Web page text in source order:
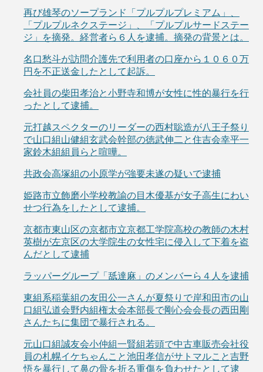
再び雄琴のソープランド「プルプルプレミアム」、
「プルプルネクステージ」、「プルプルサードステー
ジ」を摘発。経営者ら６人を逮捕。摘発の背景とは。
名口愁斗が訪問介護先で利用者の口座から１０６０万
円を不正送金したとして起訴。
会社員の柴田孝治と小野寺和博が女性に性的暴行を行
ったとして逮捕。
元打越スペクターのリーダーの西村聡造が八王子祭り
で山口組山健組玄武会幹部の徳武伸二と住吉会幸平一
家鈴木組組員らと喧嘩。
共政会高塚組の小原学が強要未遂の疑いで逮捕
姫路市立飾磨小学校教諭の目木優基が女子高生にわい
せつ行為をしたとして逮捕。
京都市東山区の京都市立京都工学院高校の教師の木村
英樹が左京区の大学院生の女性宅に侵入して下着を盗
んだとして逮捕
ラッパーグループ「舐達麻」のメンバーら４人を逮捕
東組系稲葉組の友田公一さんが夏祭りで岸和田市の山
口組弘道会野内組権太会本部長で剛心会会長の西田剛
さんたちに集団で暴行される。
元山口組誠友会小仲組一賢組若頭で中古車販売会社役
員の札幌イケちゃんこと池田孝信がサトマルこと吉野
悟を暴行して鼻の骨を折る重傷を負わせたとして逮